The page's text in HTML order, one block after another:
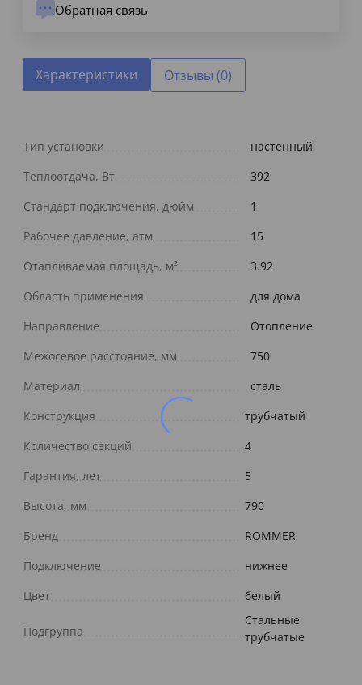
Обратная связь
Характеристики Отзывы (0)
Тип установки
настенный
Теплоотдача, Вт
392
Стандарт подключения, дюйм
1
Рабочее давление, атм
15
Отапливаемая площадь, м²
3.92
Область применения
для дома
Направление
Отопление
Межосевое расстояние, мм
750
Материал
сталь
Конструкция
трубчатый
Количество секций
4
Гарантия, лет
5
Высота, мм
790
Бренд
ROMMER
Подключение
нижнее
Цвет
белый
Подгруппа
Стальные
трубчатые